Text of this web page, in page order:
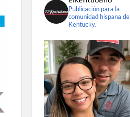
Publicación para la
comunidad hispana de
Kentucky.